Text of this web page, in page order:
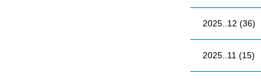
2025..12 (36)
2025..11 (15)